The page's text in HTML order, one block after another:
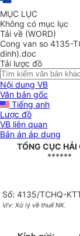
MỤC LỤC
Không có mục lục
Tải về (WORD)
Cong van so 4135-
dinh).doc
Tải lược đồ
Nội dung VB
Văn bản gốc
Tiếng anh
Lược đồ
VB liên quan
Bản án áp dụng
TỔNG CỤC HẢI
******
Số: 4135/TCHQ-
V/v: Xử lý về thuế NK.